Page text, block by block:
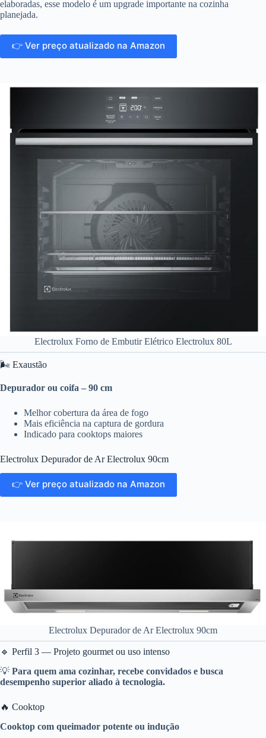
elaboradas, esse modelo é um upgrade importante na cozinha
planejada.
👉 Ver preço atualizado na Amazon
Electrolux Forno de Embutir Elétrico Electrolux 80L
🌬️ Exaustão
Depurador ou coifa – 90 cm
Melhor cobertura da área de fogo
Mais eficiência na captura de gordura
Indicado para cooktops maiores
Electrolux Depurador de Ar Electrolux 90cm
👉 Ver preço atualizado na Amazon
Electrolux Depurador de Ar Electrolux 90cm
🔹 Perfil 3 — Projeto gourmet ou uso intenso
💡 Para quem ama cozinhar, recebe convidados e busca
desempenho superior aliado à tecnologia.
🔥 Cooktop
Cooktop com queimador potente ou indução